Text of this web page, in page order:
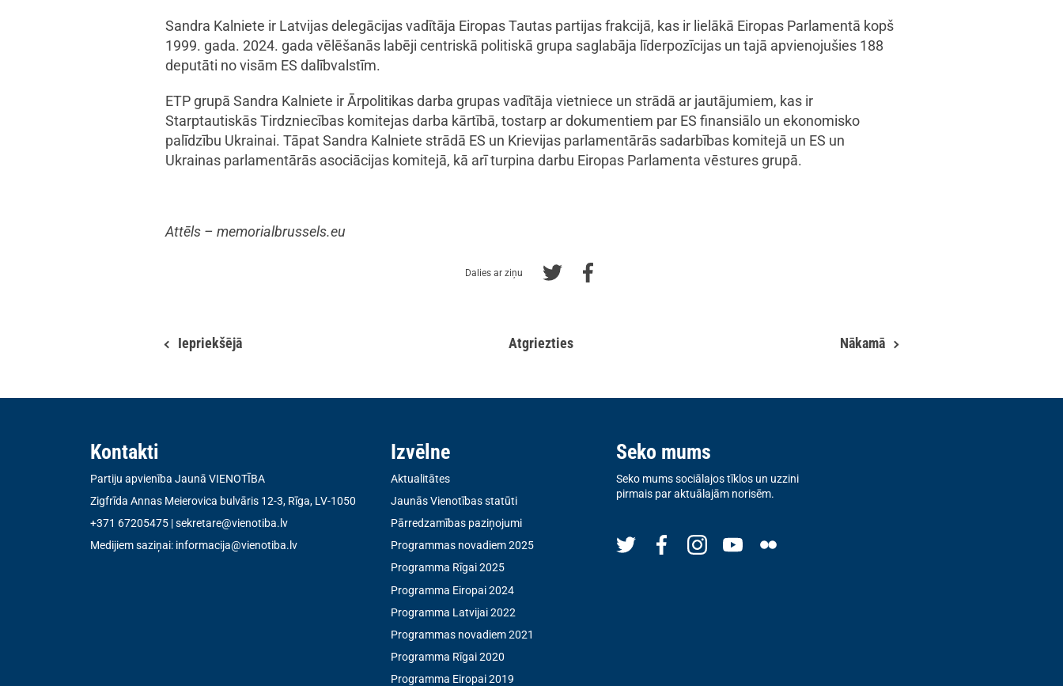
Sandra Kalniete ir Latvijas delegācijas vadītāja Eiropas Tautas partijas frakcijā, kas ir lielākā Eiropas Parlamentā kopš
1999. gada. 2024. gada vēlēšanās labēji centriskā politiskā grupa saglabāja līderpozīcijas un tajā apvienojušies 188
deputāti no visām ES dalībvalstīm.
ETP grupā Sandra Kalniete ir Ārpolitikas darba grupas vadītāja vietniece un strādā ar jautājumiem, kas ir
Starptautiskās Tirdzniecības komitejas darba kārtībā, tostarp ar dokumentiem par ES finansiālo un ekonomisko
palīdzību Ukrainai. Tāpat Sandra Kalniete strādā ES un Krievijas parlamentārās sadarbības komitejā un ES un
Ukrainas parlamentārās asociācijas komitejā, kā arī turpina darbu Eiropas Parlamenta vēstures grupā.
Attēls – memorialbrussels.eu
Dalies ar ziņu
Iepriekšējā Atgriezties Nākamā
Kontakti
Partiju apvienība Jaunā VIENOTĪBA
Zigfrīda Annas Meierovica bulvāris 12-3, Rīga, LV-1050
+371 67205475 |sekretare@vienotiba.lv
Medijiem saziņai: informacija@vienotiba.lv
Izvēlne
Aktualitātes
Jaunās Vienotības statūti
Pārredzamības paziņojumi
Programmas novadiem 2025
Programma Rīgai 2025
Programma Eiropai 2024
Programma Latvijai 2022
Programmas novadiem 2021
Programma Rīgai 2020
Programma Eiropai 2019
Seko mums
Seko mums sociālajos tīklos un uzzini
pirmais par aktuālajām norisēm.